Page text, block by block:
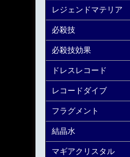
レジェンドマテリア
必殺技
必殺技効果
ドレスレコード
レコードダイブ
フラグメント
結晶水
マギアクリスタル